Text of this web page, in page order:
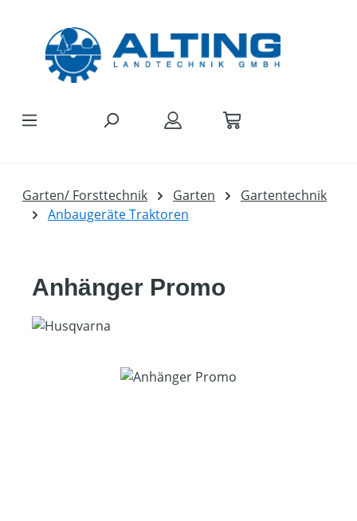
Garten/ Forsttechnik Garten
Gartentechnik
Anbaugeräte Traktoren
Anhänger Promo
Bildergalerie überspringen